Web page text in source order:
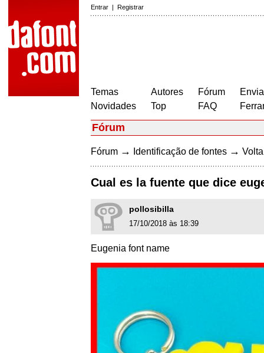
Entrar | Registrar
Temas
Novidades
Autores
Top
Fórum
FAQ
Fórum
Fórum → Identificação de fontes →
Cual es la fuente que dice
pollosibilla
17/10/2018 às 18:39
Eugenia font name